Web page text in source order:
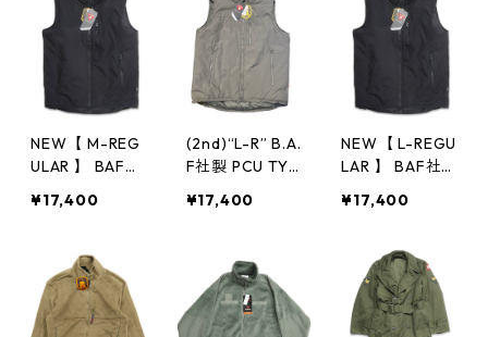
タリー 古着 古
着屋 高円寺 ビ
ンテージ TS5
バングレー ミ
リタリー “未使
用品” 古着 古着
屋 高円寺 ビン
テージ TS5
ー グレー gd00
5n
NEW【 M-REG
ULAR 】 BAF社
N3 LEVEL7 プ
スト ミリタリ
ー ブラック gd
033
¥17,400
(2nd)“L-R” B.A.
F社製 PCU TYP
III LEVEL 7 プリ
ト 灰 アーバン
グレー ミリタ
リー “未使用品”
古着 古着屋 高
¥17,400
NEW【 L-REGU
LAR 】 BAF社
N3 LEVEL7 プ
スト ミリタリ
ー ブラック gd
032
¥17,400